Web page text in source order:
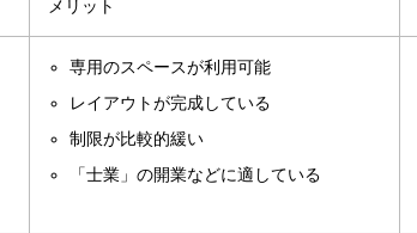
メリット
専用のスペースが利用可能
レイアウトが完成している
制限が比較的緩い
「士業」の開業などに適している